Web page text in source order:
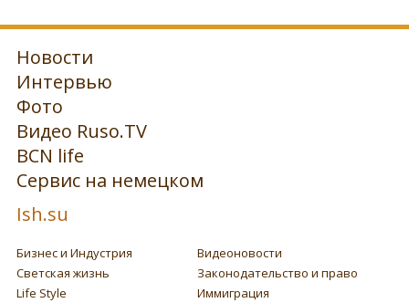
Новости
Интервью
Фото
Видео Ruso.TV
BCN life
Сервис на немецком
Ish.su
Бизнес и Индустрия
Видеоновости
Светская жизнь
Законодательство и право
Life Style
Иммиграция